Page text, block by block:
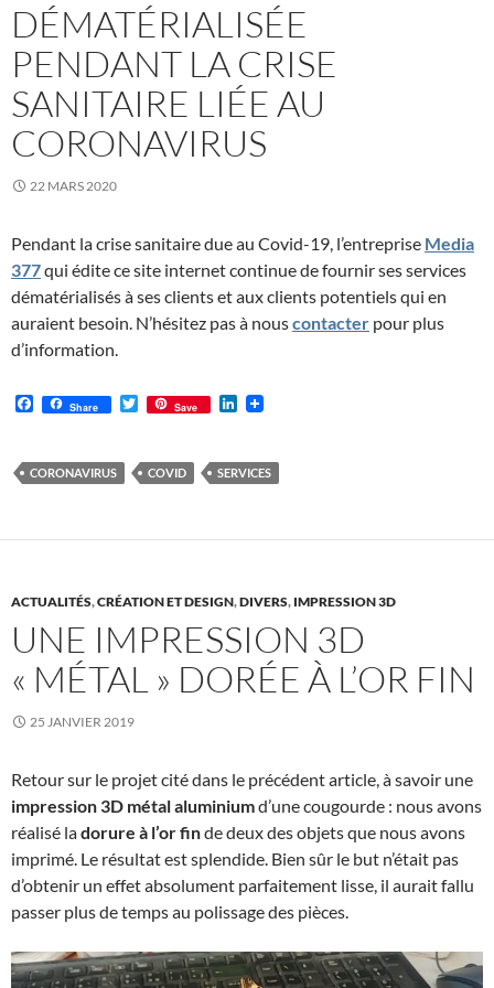
DÉMATÉRIALISÉE
PENDANT LA CRISE
SANITAIRE LIÉE AU
CORONAVIRUS
22 MARS 2020
Pendant la crise sanitaire due au Covid-19, l’entreprise Media
377qui édite ce site internet continue de fournir ses services
dématérialisés à ses clients et aux clients potentiels qui en
auraient besoin. N’hésitez pas à nouscontacter pour plus
d’information.
F
b
o
Share
T
w
t
e
Save
e
d
CORONAVIRUS COVID SERVICES
ACTUALITÉS,CRÉATION ET DESIGN,DIVERS, IMPRESSION 3D
UNE IMPRESSION 3D
« MÉTAL » DORÉE À L’OR FIN
25 JANVIER 2019
Retour sur le projet cité dans le précédent article, à savoir une
impression 3D métal aluminiumd’une cougourde : nous avons
réalisé ladorure à l’or finde deux des objets que nous avons
imprimé. Le résultat est splendide. Bien sûr le but n’était pas
d’obtenir un effet absolument parfaitement lisse, il aurait fallu
passer plus de temps au polissage des pièces.